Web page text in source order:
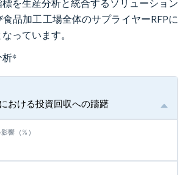
を生産分析と統合するソリューション
品加工工場全体のサプライヤーRFPに
っています。
析*
おける投資回収への躊躇